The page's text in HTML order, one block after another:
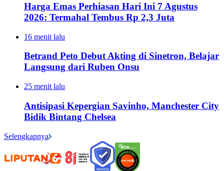
Harga Emas Perhiasan Hari Ini 7 Agustus
2026: Termahal Tembus Rp 2,3 Juta
16 menit lalu
Betrand Peto Debut Akting di Sinetron, Belajar
Langsung dari Ruben Onsu
25 menit lalu
Antisipasi Kepergian Savinho, Manchester City
Bidik Bintang Chelsea
Selengkapnya